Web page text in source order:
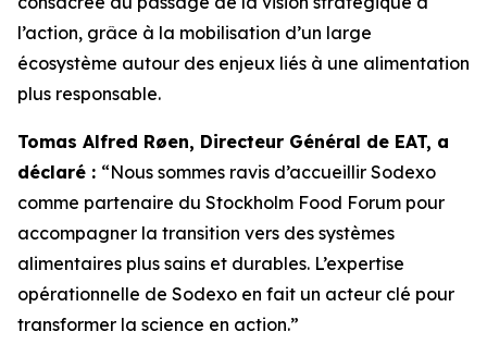
l’action, grâce à la mobilisation d’un large
écosystème autour des enjeux liés à une alimentation
plus responsable.
Tomas Alfred Røen, Directeur Général de EAT, a
déclaré : “Nous sommes ravis d’accueillir Sodexo
comme partenaire du Stockholm Food Forum pour
accompagner la transition vers des systèmes
alimentaires plus sains et durables. L’expertise
opérationnelle de Sodexo en fait un acteur clé pour
transformer la science en action.”